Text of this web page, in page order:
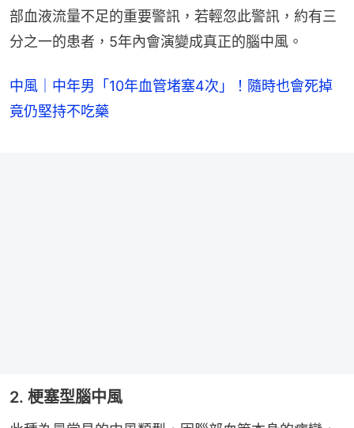
部血液流量不足的重要警訊，若輕忽此警訊，約有三
分之一的患者，5年內會演變成真正的腦中風。
中風｜中年男「10年血管堵塞4次」！隨時也會死掉
竟仍堅持不吃藥
2. 梗塞型腦中風